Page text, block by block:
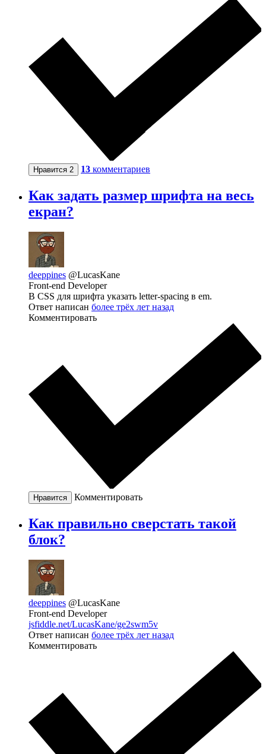
Нравится 2 13 комментариев
Как задать размер шрифта на весь
екран?
deeppines @LucasKane
Front-end Developer
В CSS для шрифта указать letter-spacing в em.
Ответ написан более трёх лет назад
Комментировать
Нравится Комментировать
Как правильно сверстать такой
блок?
deeppines @LucasKane
Front-end Developer
jsfiddle.net/LucasKane/ge2swm5v
Ответ написан более трёх лет назад
Комментировать